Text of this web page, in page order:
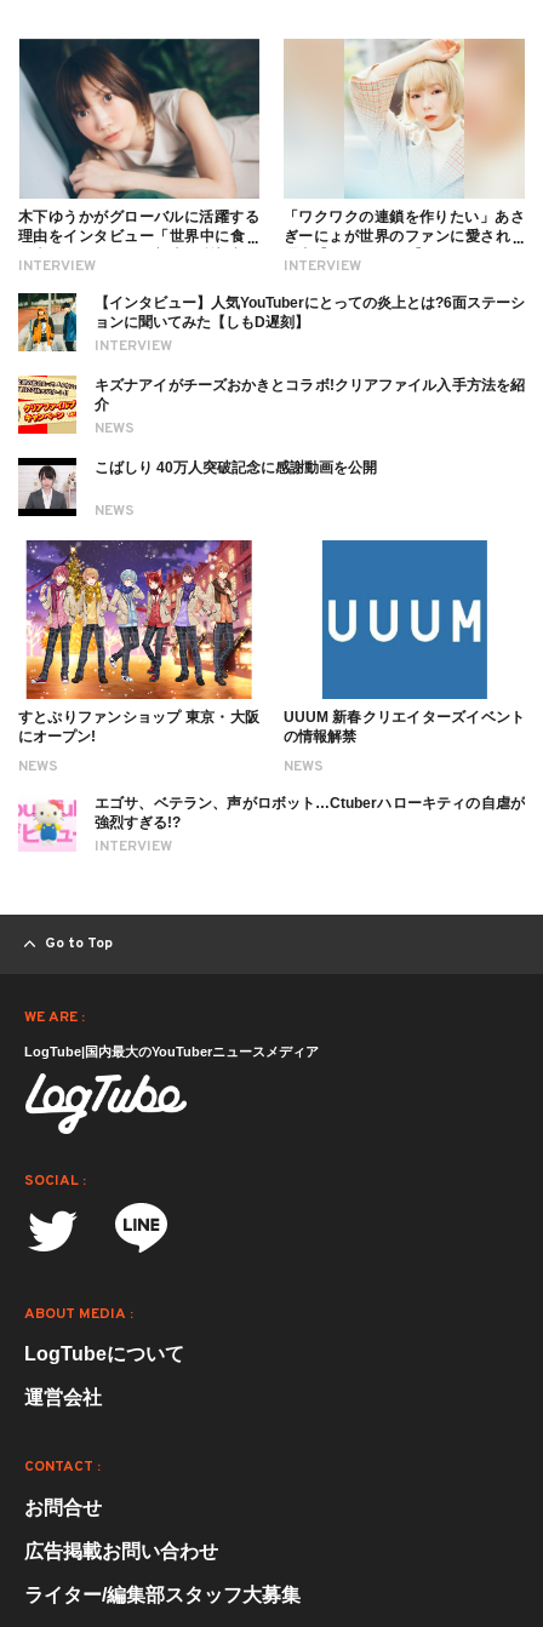
INTERVIEW
木下ゆうかがグローバルに活躍する
理由をインタビュー「世界中に食べ
ついても
INTERVIEW
「ワクワクの連鎖を作りたい」あさ
ぎーにょが世界のファンに愛される
INTERVIEW
【インタビュー】人気YouTuberにとっての炎上とは?6面ステーシ
ョンに聞いてみた【しもD遅刻】
NEWS
キズナアイがチーズおかきとコラボ!クリアファイル入手方法を紹
介
NEWS
こばしり 40万人突破記念に感謝動画を公開
NEWS
すとぷりファンショップ 東京・大阪
にオープン!
NEWS
UUUM 新春クリエイターズイベント
の情報解禁
INTERVIEW
エゴサ、ベテラン、声がロボット…Ctuberハローキティの自虐が
強烈すぎる!?
Go to Top
WE ARE :
LogTube|国内最大のYouTuberニュースメディア
SOCIAL :
ABOUT MEDIA :
LogTubeについて
運営会社
CONTACT :
お問合せ
広告掲載お問い合わせ
ライター/編集部スタッフ大募集